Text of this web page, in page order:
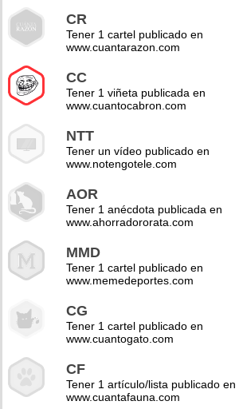
CR
Tener 1 cartel publicado en
www.cuantarazon.com
CC
Tener 1 viñeta publicada en
www.cuantocabron.com
NTT
Tener un vídeo publicado en
www.notengotele.com
AOR
Tener 1 anécdota publicada en
www.ahorradororata.com
MMD
Tener 1 cartel publicado en
www.memedeportes.com
CG
Tener 1 cartel publicado en
www.cuantogato.com
CF
Tener 1 artículo/lista publicado en
www.cuantafauna.com